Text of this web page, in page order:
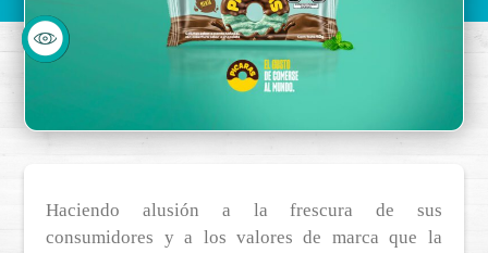
Haciendo alusión a la frescura de sus
consumidores y a los valores de marca que la